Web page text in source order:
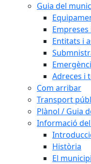
Guia del
Entitats i
Adreces i
Com arribar
Transport
Plànol / Guia
Informació
Història
El